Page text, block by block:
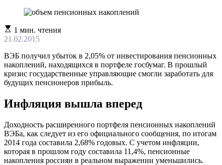
Расчетное
время
1 мин. чтения
21.02.2015
ВЭБ получил убыток в 2,05% от инвестирования пенсионных
накоплений, находящихся в портфеле госбумаг. В прошлый
кризис государственные управляющие смогли заработать для
будущих пенсионеров прибыль.
Инфляция вышла вперед
Доходность расширенного портфеля пенсионных накоплений
ВЭБа, как следует из его официального сообщения, по итогам
2014 года составила 2,68% годовых. С учетом инфляции,
которая в прошлом году составила 11,4%, пенсионные
накопления россиян в реальном выражении уменьшились.